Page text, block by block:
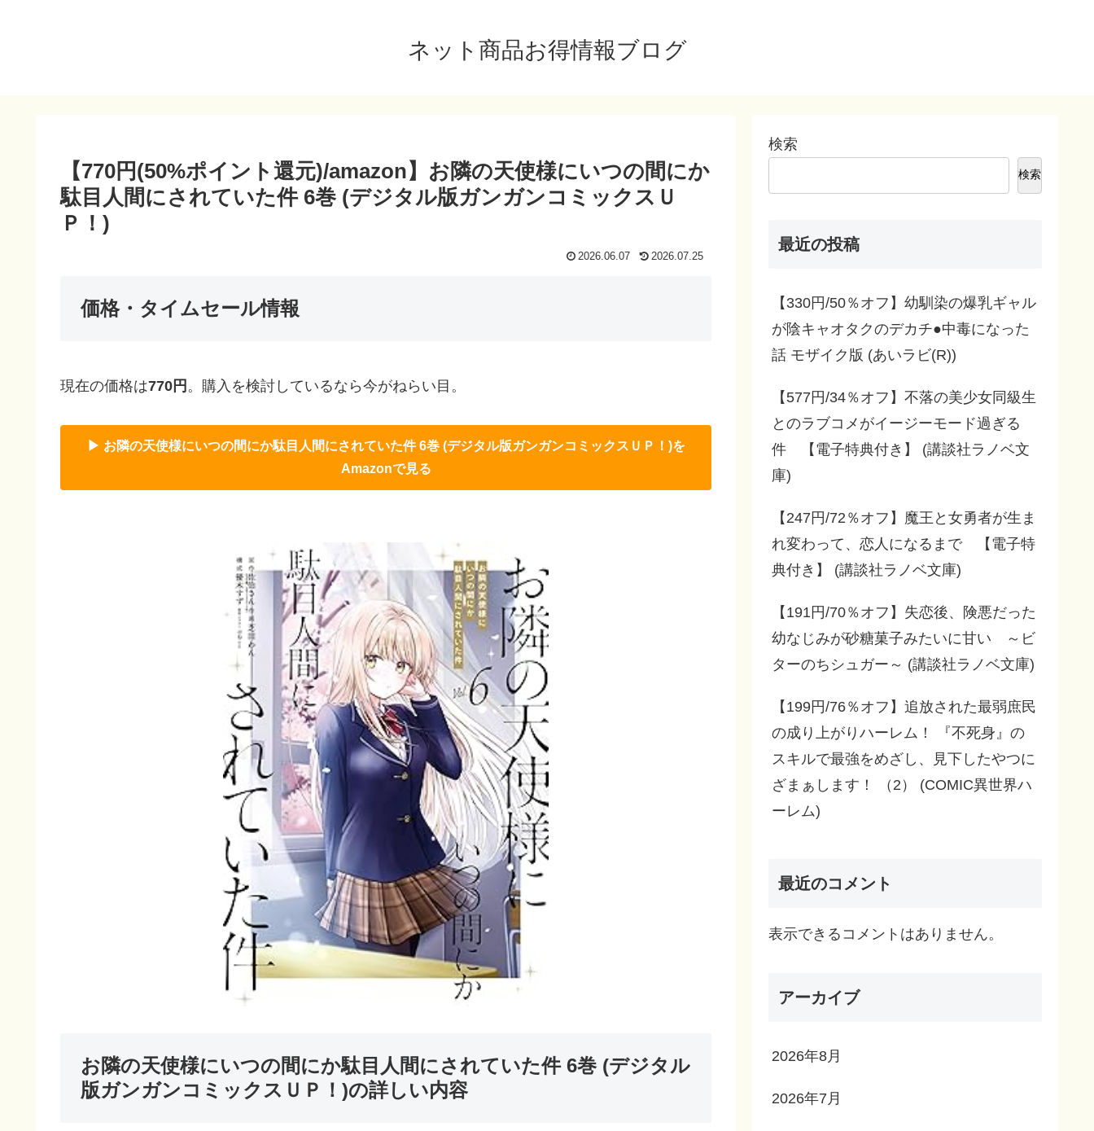
ネット商品お得情報ブログ
【770円(50%ポイント還元)/amazon】お隣の天使様にいつの間にか
駄目人間にされていた件 6巻 (デジタル版ガンガンコミックスＵ
Ｐ！)
2026.06.07 2026.07.25
価格・タイムセール情報
現在の価格は770円 。購入を検討しているなら今がねらい目。
▶ お隣の天使様にいつの間にか駄目人間にされていた件 6巻 (デジタル版ガンガンコミックスＵＰ！)を
Amazonで見る
お隣の天使様にいつの間にか駄目人間にされていた件 6巻 (デジタル
版ガンガンコミックスＵＰ！)の詳しい内容
検索
検索
最近の投稿
【330円/50％オフ】幼馴染の爆乳ギャル
が陰キャオタクのデカチ●中毒になった
話 モザイク版 (あいラビ(R))
【577円/34％オフ】不落の美少女同級生
とのラブコメがイージーモード過ぎる
件 【電子特典付き】 (講談社ラノベ文
庫)
【247円/72％オフ】魔王と女勇者が生ま
れ変わって、恋人になるまで 【電子特
典付き】 (講談社ラノベ文庫)
【191円/70％オフ】失恋後、険悪だった
幼なじみが砂糖菓子みたいに甘い ～ビ
ターのちシュガー～ (講談社ラノベ文庫)
【199円/76％オフ】追放された最弱庶民
の成り上がりハーレム！ 『不死身』の
スキルで最強をめざし、見下したやつに
ざまぁします！ （2） (COMIC異世界ハ
ーレム)
最近のコメント
表示できるコメントはありません。
アーカイブ
2026年8月
2026年7月